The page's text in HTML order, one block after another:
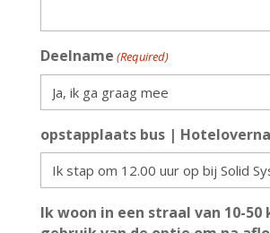
Deelname (Required)
opstapplaats bus |
Ik woon in een straal van 10-50